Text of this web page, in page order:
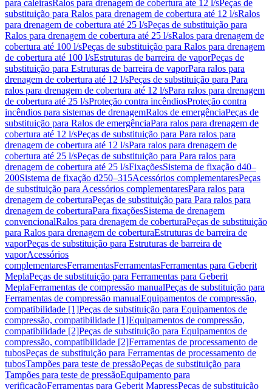
para caleirasRalos para drenagem de cobertura até 12 l/sPeças de
substituição para Ralos para drenagem de cobertura até 12 l/sRalos
para drenagem de cobertura até 25 l/sPeças de substituição para
Ralos para drenagem de cobertura até 25 l/sRalos para drenagem de
cobertura até 100 l/sPeças de substituição para Ralos para drenagem
de cobertura até 100 l/sEstruturas de barreira de vaporPeças de
substituição para Estruturas de barreira de vaporPara ralos para
drenagem de cobertura até 12 l/sPeças de substituição para Para
ralos para drenagem de cobertura até 12 l/sPara ralos para drenagem
de cobertura até 25 l/sProteção contra incêndiosProteção contra
incêndios para sistemas de drenagemRalos de emergênciaPeças de
substituição para Ralos de emergênciaPara ralos para drenagem de
cobertura até 12 l/sPeças de substituição para Para ralos para
drenagem de cobertura até 12 l/sPara ralos para drenagem de
cobertura até 25 l/sPeças de substituição para Para ralos para
drenagem de cobertura até 25 l/sFixaçõesSistema de fixação d40–
200Sistema de fixação d250–315Acessórios complementaresPeças
de substituição para Acessórios complementaresPara ralos para
drenagem de coberturaPeças de substituição para Para ralos para
drenagem de coberturaPara fixaçõesSistema de drenagem
convencionalRalos para drenagem de coberturaPeças de substituição
para Ralos para drenagem de coberturaEstruturas de barreira de
vaporPeças de substituição para Estruturas de barreira de
vaporAcessórios
complementaresFerramentasFerramentasFerramentas para Geberit
MeplaPeças de substituição para Ferramentas para Geberit
MeplaFerramentas de compressão manualPeças de substituição para
Ferramentas de compressão manualEquipamentos de compressão,
compatibilidade [1]Peças de substituição para Equipamentos de
compressão, compatibilidade [1]Equipamentos de compressão,
compatibilidade [2]Peças de substituição para Equipamentos de
compressão, compatibilidade [2]Ferramentas de processamento de
tubosPeças de substituição para Ferramentas de processamento de
tubosTampões para teste de pressãoPeças de substituição para
Tampões para teste de pressãoEquipamento para
verificaçãoFerramentas para Geberit MapressPeças de substituição